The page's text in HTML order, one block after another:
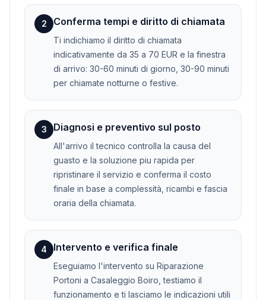
2 Conferma tempi e diritto di chiamata
Ti indichiamo il diritto di chiamata
indicativamente da 35 a 70 EUR e la finestra
di arrivo: 30-60 minuti di giorno, 30-90 minuti
per chiamate notturne o festive.
3 Diagnosi e preventivo sul posto
All'arrivo il tecnico controlla la causa del
guasto e la soluzione piu rapida per
ripristinare il servizio e conferma il costo
finale in base a complessità, ricambi e fascia
oraria della chiamata.
4 Intervento e verifica finale
Eseguiamo l'intervento su Riparazione
Portoni a Casaleggio Boiro, testiamo il
funzionamento e ti lasciamo le indicazioni utili